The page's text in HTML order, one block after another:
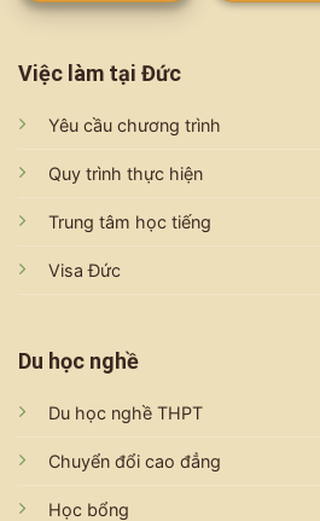
Việc làm tại Đức
Yêu cầu chương trình
Quy trình thực hiện
Trung tâm học tiếng
Visa Đức
Du học nghề
Du học nghề THPT
Chuyển đổi cao đẳng
Học bổng